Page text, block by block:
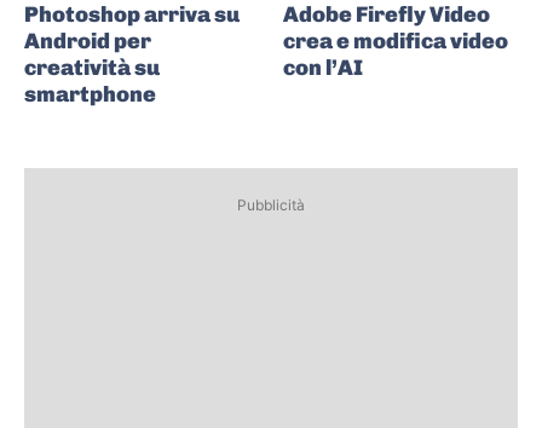
Photoshop arriva su
Android per
creatività su
smartphone
Adobe Firefly Video
crea e modifica video
con l’AI
Pubblicità